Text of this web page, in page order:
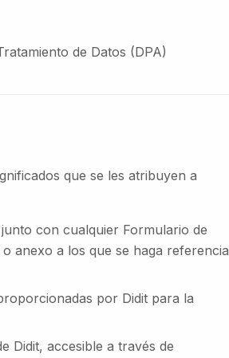
de Datos (DPA)
que se les atribuyen a
con cualquier Formulario de
anexo a los que se haga referencia
por Didit para la
Didit, accesible a través de